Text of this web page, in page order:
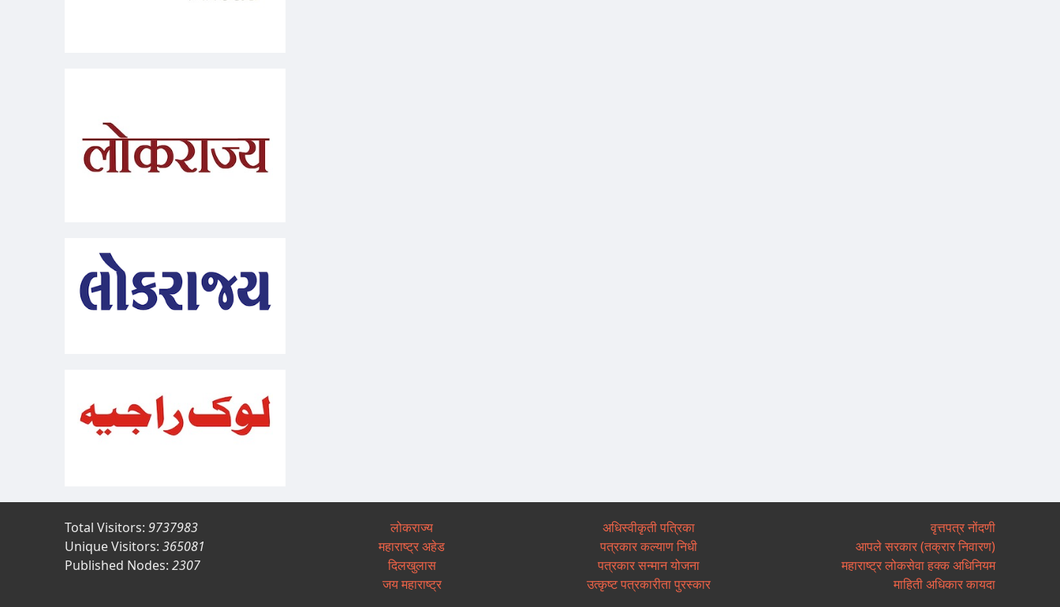
Total Visitors: 9737983
Unique Visitors: 365081
Published Nodes: 2307
लोकराज्य
महाराष्ट्र अहेड
दिलखुलास
जय महाराष्ट्र
अधिस्वीकृती पत्रिका
पत्रकार कल्याण निधी
पत्रकार सन्मान योजना
उत्कृष्ट पत्रकारीता पुरस्कार
वृत्तपत्र नोंदणी
आपले सरकार (तक्रार निवारण)
महाराष्ट्र लोकसेवा हक्क अधिनियम
माहिती अधिकार कायदा